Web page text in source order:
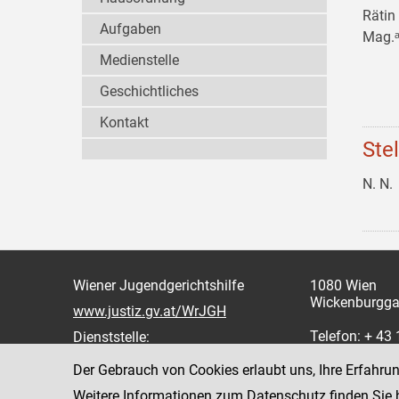
Rätin
N. N.
Aufgaben
Medienstelle
Geschichtliches
Kontakt
Wiener Jugendgerichtshilfe
www.justiz.gv.at/WrJGH
Dienststelle:
1080 Wien
Telefon: + 43
Fax: +43 1
Der Gebrauch von Cookies erlaubt uns, Ihre